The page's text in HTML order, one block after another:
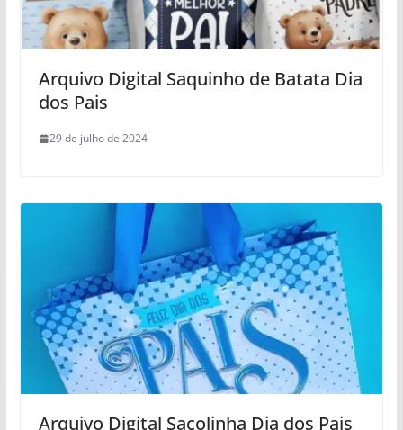
Arquivo Digital Saquinho de Batata Dia
dos Pais
29 de julho de 2024
Arquivo Digital Sacolinha Dia dos Pais